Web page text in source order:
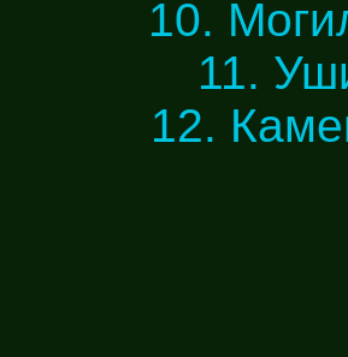
10.
11.
12.